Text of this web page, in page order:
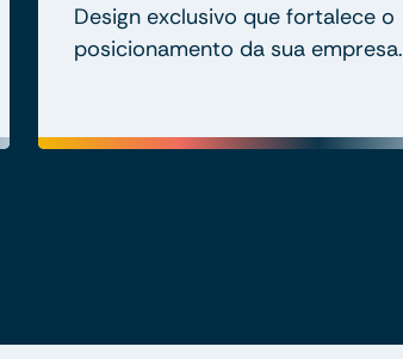
Design exclusivo que fortalece o
posicionamento da sua empresa.